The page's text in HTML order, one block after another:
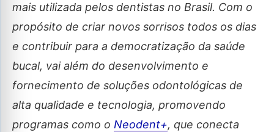
mais utilizada pelos dentistas no Brasil. Com o
propósito de criar novos sorrisos todos os dias
e contribuir para a democratização da saúde
bucal, vai além do desenvolvimento e
fornecimento de soluções odontológicas de
alta qualidade e tecnologia, promovendo
programas como o Neodent+, que conecta